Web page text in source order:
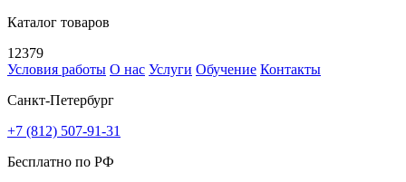
Каталог товаров
12379
Условия работы О нас Услуги Обучение Контакты
Санкт-Петербург
+7 (812) 507-91-31
Бесплатно по РФ